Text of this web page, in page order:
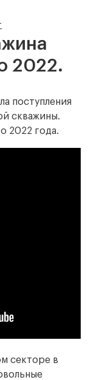
2022.
поступления
скважины.
2022 года.
секторе в